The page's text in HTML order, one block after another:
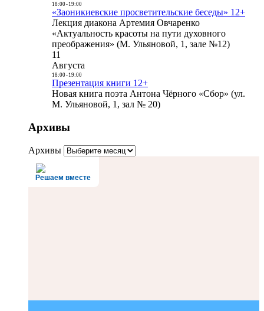
18:00- 19:00
«Заоникиевские просветительские беседы» 12+
Лекция диакона Артемия Овчаренко
«Актуальность красоты на пути духовного
преображения» (М. Ульяновой, 1, зале №12)
11
Августа
18:00- 19:00
Презентация книги 12+
Новая книга поэта Антона Чёрного «Сбор» (ул.
М. Ульяновой, 1, зал № 20)
Архивы
Архивы
Решаем вместе